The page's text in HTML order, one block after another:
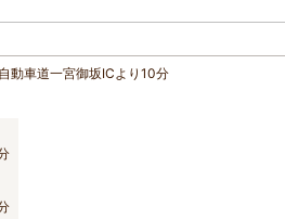
動車道一宮御坂ICより10分